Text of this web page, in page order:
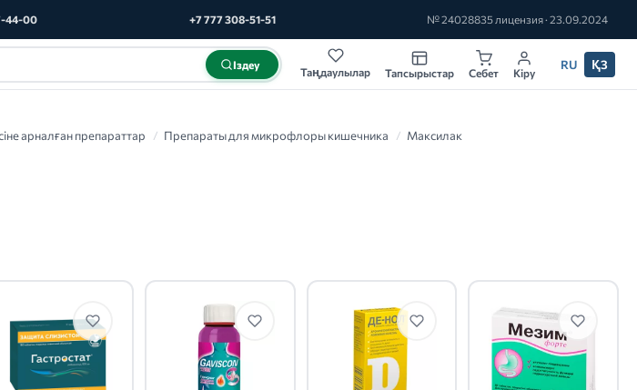
44-00 +7 777 308-51-51 № 24028835 лицензия · 23.09.2024
Іздеу
Таңдаулылар Тапсырыстар Себет Кіру
RU ҚЗ
арналған препараттар / Препараты для микрофлоры кишечника / Максилак